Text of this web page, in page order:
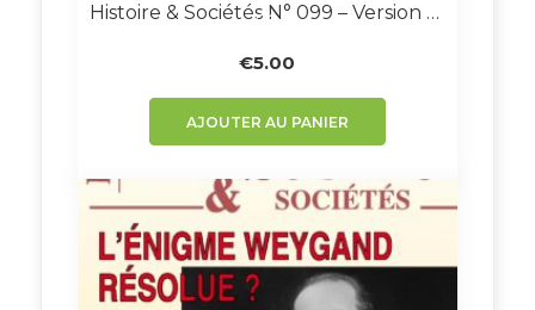
Histoire & Sociétés N° 099 – Version Numérique
€5.00
AJOUTER AU PANIER